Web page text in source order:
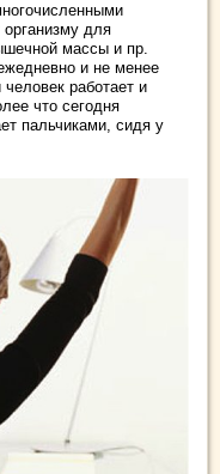
для
массы и пр.
и не менее
работает и
что сегодня
пальчиками, сидя у